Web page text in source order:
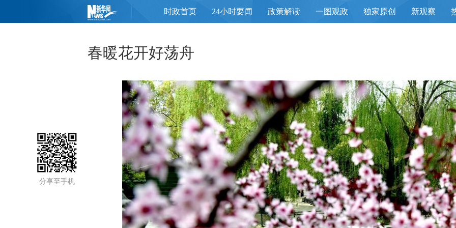
时政首页 24小时要闻 政策解读 一图观政 独家原创 新观察
分享至手机
春暖花开好荡舟